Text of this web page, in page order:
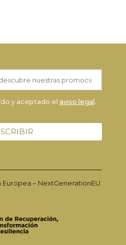
y aceptado el aviso legal.
– NextGenerationEU